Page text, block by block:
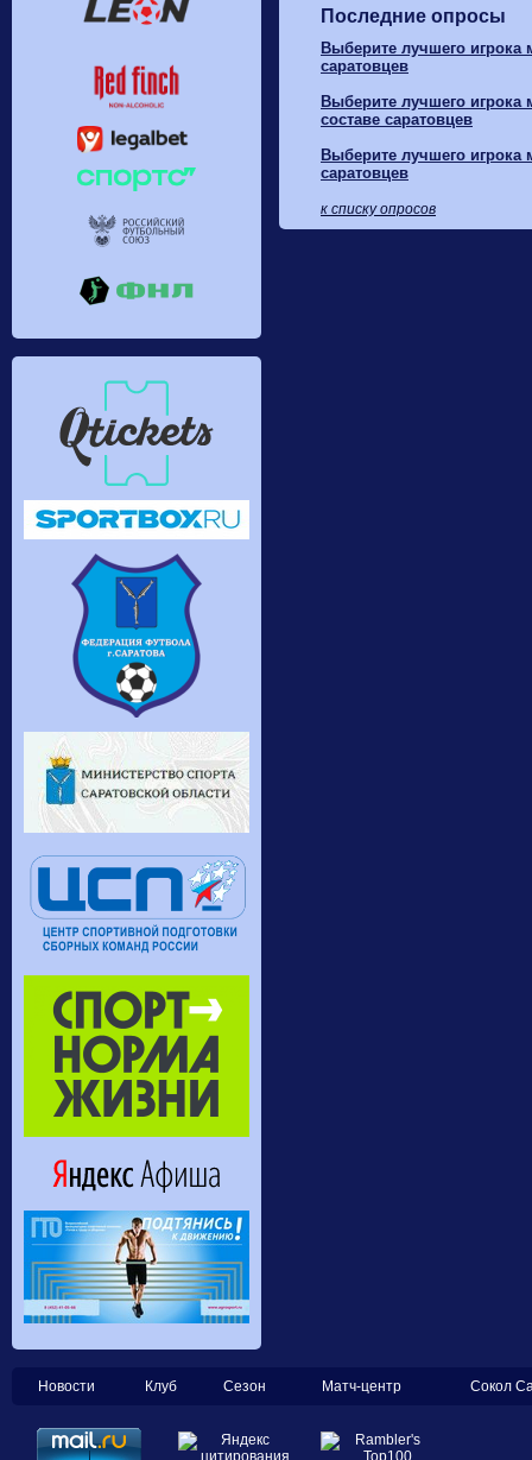
Последние опросы
Выберите лучшего игрока
саратовцев
Выберите лучшего
составе саратовцев
Выберите лучшего игрока
саратовцев
к списку опросов
Новости Клуб Сезон Матч-центр Сокол